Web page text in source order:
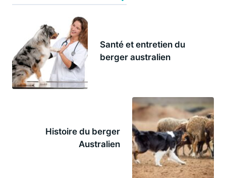
Santé et entretien du
berger australien
Histoire du berger
Australien